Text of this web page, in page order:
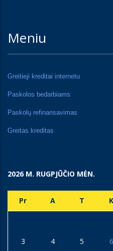
Meniu
Greitieji kreditai internetu
Paskolos bedarbiams
Paskolų refinansavimas
Greitas kreditas
2026 M. RUGPJŪČIO MĖN.
Pr A T K
3 4 5 6